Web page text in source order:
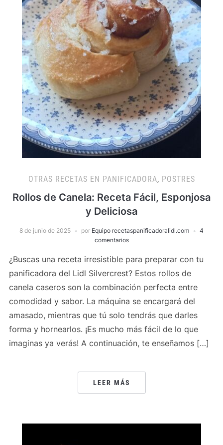
OTRAS RECETAS EN PANIFICADORA, POSTRES
Rollos de Canela: Receta Fácil, Esponjosa
y Deliciosa
8 de junio de 2025 por Equipo recetaspanificadoralidl.com
4
comentarios
¿Buscas una receta irresistible para preparar con tu
panificadora del Lidl Silvercrest? Estos rollos de
canela caseros son la combinación perfecta entre
comodidad y sabor. La máquina se encargará del
amasado, mientras que tú solo tendrás que darles
forma y hornearlos. ¡Es mucho más fácil de lo que
imaginas ya verás! A continuación, te enseñamos […]
LEER MÁS